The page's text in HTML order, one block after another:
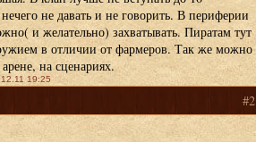
не давать и не говорить. В периферии
и желательно) захватывать. Пиратам тут
в отличии от фармеров. Так же можно
на сценариях.
19:25
#2